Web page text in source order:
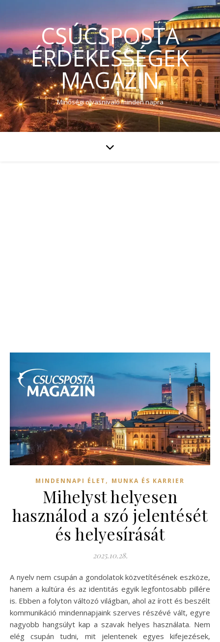
CSÚCSPOSTA
ÉRDEKESSÉGEK
MAGAZIN
Minőségi olvasnivaló minden napra
MINDENNAPI ÉLET , MUNKA ÉS KARRIER
Mihelyst helyesen
használod a szó jelentését
és helyesírását
2025.10.28.
A nyelv nem csupán a gondolatok közvetítésének eszköze,
hanem a kultúra és az identitás egyik legfontosabb pillére
is. Ebben a folyton változó világban, ahol az írott és beszélt
kommunikáció mindennapjaink szerves részévé vált, egyre
nagyobb hangsúlyt kap a szavak helyes használata. Nem
elég csupán tudni, mit jelentenek egyes kifejezések,